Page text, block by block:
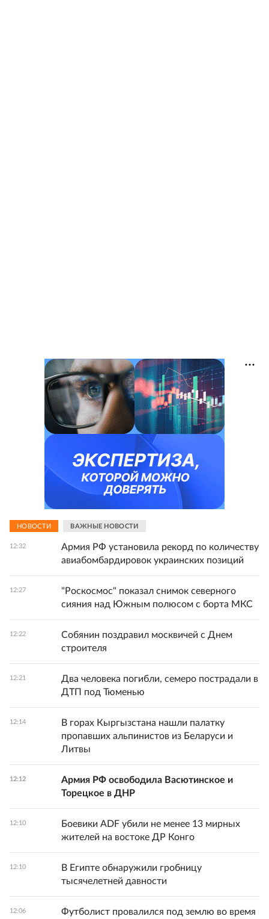
НОВОСТИ ВАЖНЫЕ НОВОСТИ
12:32
Армия РФ установила рекорд по количеству
авиабомбардировок украинских позиций
12:27
"Роскосмос" показал снимок северного
сияния над Южным полюсом с борта МКС
12:22
Собянин поздравил москвичей с Днем
строителя
12:21
Два человека погибли, семеро пострадали в
ДТП под Тюменью
12:14
В горах Кыргызстана нашли палатку
пропавших альпинистов из Беларуси и
Литвы
12:12
Армия РФ освободила Васютинское и
Торецкое в ДНР
12:10
Боевики ADF убили не менее 13 мирных
жителей на востоке ДР Конго
12:10
В Египте обнаружили гробницу
тысячелетней давности
12:06
Футболист провалился под землю во время